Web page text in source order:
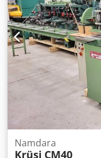
97447 Gerolzhofen,
Nodošana esošā
atbildības.
Namdara
Krüsi CM40